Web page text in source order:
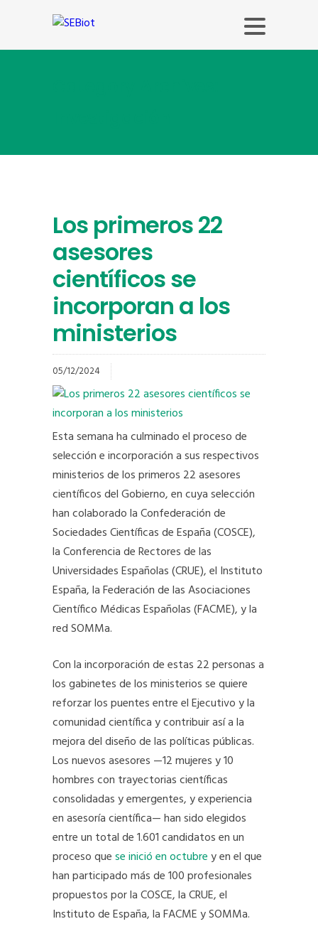
Los primeros 22
asesores
científicos se
incorporan a los
ministerios
05/12/2024
Esta semana ha culminado el proceso de
selección e incorporación a sus respectivos
ministerios de los primeros 22 asesores
científicos del Gobierno, en cuya selección
han colaborado la Confederación de
Sociedades Científicas de España (COSCE),
la Conferencia de Rectores de las
Universidades Españolas (CRUE), el Instituto
España, la Federación de las Asociaciones
Científico Médicas Españolas (FACME), y la
red SOMMa.
Con la incorporación de estas 22 personas a
los gabinetes de los ministerios se quiere
reforzar los puentes entre el Ejecutivo y la
comunidad científica y contribuir así a la
mejora del diseño de las políticas públicas.
Los nuevos asesores —12 mujeres y 10
hombres con trayectorias científicas
consolidadas y emergentes, y experiencia
en asesoría científica— han sido elegidos
entre un total de 1.601 candidatos en un
proceso quese inició en octubrey en el que
han participado más de 100 profesionales
propuestos por la COSCE, la CRUE, el
Instituto de España, la FACME y SOMMa.